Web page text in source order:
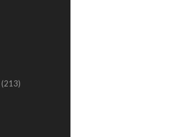
(213)